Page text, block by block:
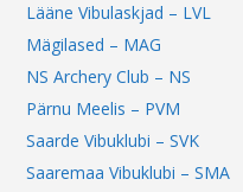
Lääne Vibulaskjad – LVL
Mägilased – MAG
NS Archery Club – NS
Pärnu Meelis – PVM
Saarde Vibuklubi – SVK
Saaremaa Vibuklubi – SMA